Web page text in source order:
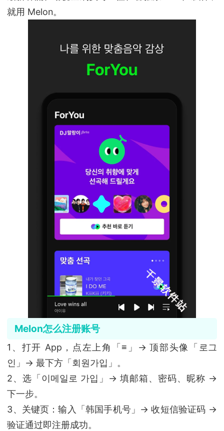
就用 Melon。
Melon怎么注册账号
1、打开 App，点左上角「≡」→ 顶部头像「로그
인」→ 最下方「회원가입」。
2、选「이메일로 가입」→ 填邮箱、密码、昵称 →
下一步。
3、关键页：输入「韩国手机号」→ 收短信验证码 →
验证通过即注册成功。